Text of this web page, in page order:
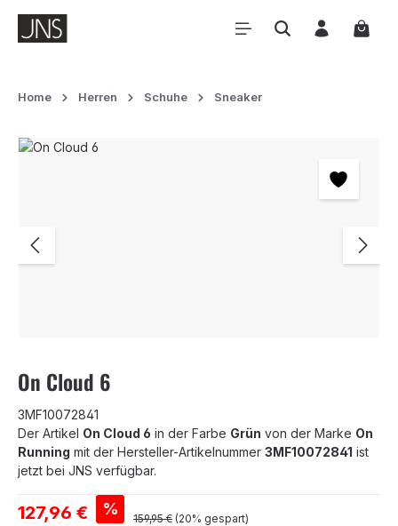
Zum Hauptinhalt springen
Home Herren Schuhe Sneaker
Bildergalerie überspringen
On Cloud 6
3MF10072841
Der Artikel On Cloud 6 in der Farbe Grün von der Marke On
Running mit der Hersteller-Artikelnummer 3MF10072841 ist
jetzt bei JNS verfügbar.
Verkaufspreis:
127,96 € % Regulärer Preis:
159,95 € (20% gespart)